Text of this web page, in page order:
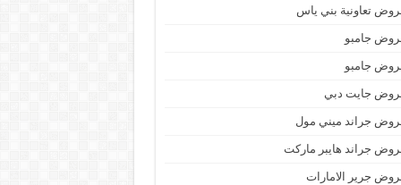
تعاونية بني ياس
جامبو
جامبو
جايت دبي
جراند ميني مول
جراند هايبر ماركت
جرير الامارات